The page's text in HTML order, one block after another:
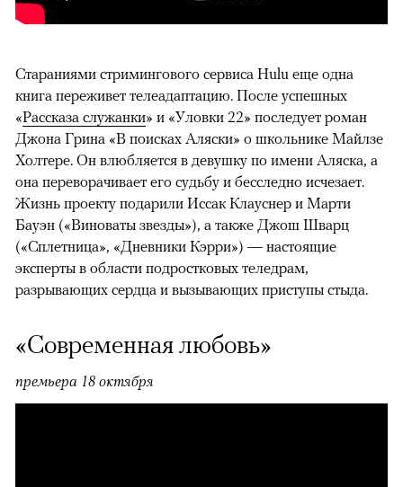
Стараниями стримингового сервиса Hulu еще одна
книга переживет телеадаптацию. После успешных
«Рассказа служанки» и «Уловки 22» последует роман
Джона Грина «В поисках Аляски» о школьнике Майлзе
Холтере. Он влюбляется в девушку по имени Аляска, а
она переворачивает его судьбу и бесследно исчезает.
Жизнь проекту подарили Иссак Клауснер и Марти
Бауэн («Виноваты звезды»), а также Джош Шварц
(«Сплетница», «Дневники Кэрри») — настоящие
эксперты в области подростковых теледрам,
разрывающих сердца и вызывающих приступы стыда.
«Современная любовь»
премьера 18 октября